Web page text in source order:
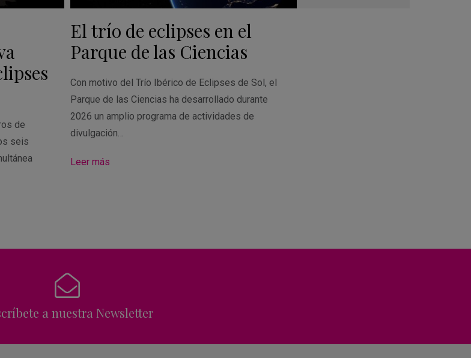
de
seis
El trío de eclipses en el
Parque de las Ciencias
Con motivo del Trío Ibérico de Eclipses de Sol, el
Parque de las Ciencias ha desarrollado durante
2026 un amplio programa de actividades de
divulgación…
Leer más
a nuestra Newsletter